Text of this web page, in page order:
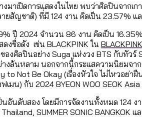
าเปิดการแสดงในไทย พบว่าศิลปินจากเ
ญชาติ) ที่มี 124 งาน คิดเป็น 23.57% แ
ปี 2024 จำนวน 86 งาน คิดเป็น
งชื่อดัง เช่น BLACKPINK ใน
ลปินอย่าง Suga แห่งวง BTS กับทัวร์
ย่างล้นหลาม นอกจากนี้กระแสความนิยม
Not Be Okay (เรื่องหัวใจ ไม่ไหวอย่
มน) กับ 2024 BYEON WOO SEOK
ดับสอง โดยมีการจัดงานทั้งหมด 124 ง
SUMMER SONIC BANGKOK แ